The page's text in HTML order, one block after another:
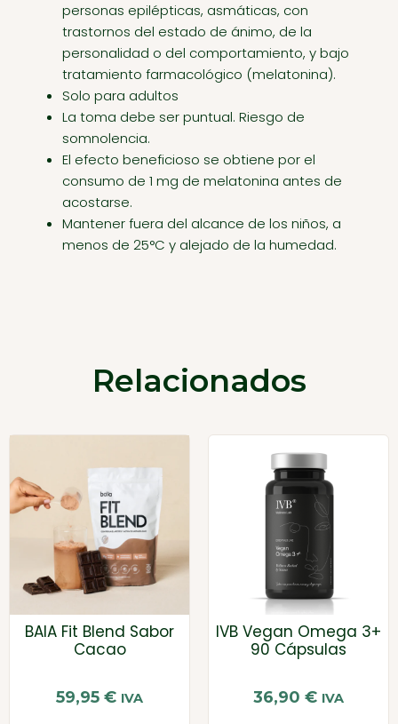
personas epilépticas, asmáticas, con
trastornos del estado de ánimo, de la
personalidad o del comportamiento, y bajo
tratamiento farmacológico (melatonina).
Solo para adultos
La toma debe ser puntual. Riesgo de
somnolencia.
El efecto beneficioso se obtiene por el
consumo de 1 mg de melatonina antes de
acostarse.
Mantener fuera del alcance de los niños, a
menos de 25°C y alejado de la humedad.
Relacionados
BAIA Fit Blend Sabor
Cacao
59,95 € IVA
IVB Vegan Omega 3+
90 Cápsulas
36,90 € IVA